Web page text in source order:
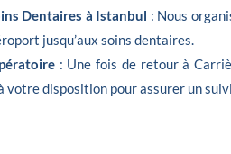
Dentaires à Istanbul : Nous
jusqu’aux soins dentaires.
: Une fois de retour à
votre disposition pour assurer un